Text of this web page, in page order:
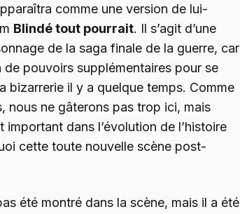
comme une version de lui-
Blindé tout pourrait. Il s’agit d’une
de la saga finale de la guerre, car
pouvoirs supplémentaires pour se
bizarrerie il y a quelque temps. Comme
nous ne gâterons pas trop ici, mais
important dans l’évolution de l’histoire
cette toute nouvelle scène post-
été montré dans la scène, mais il a été